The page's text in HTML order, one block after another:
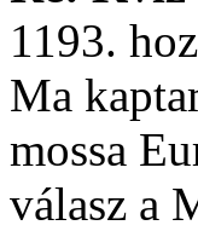
1193.
Ma
mossa
válasz a